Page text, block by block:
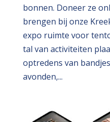
bonnen. Doneer ze
brengen bij onze
expo ruimte voor
tal van activiteiten
optredens van
avonden,...